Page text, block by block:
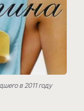
в 2011 году